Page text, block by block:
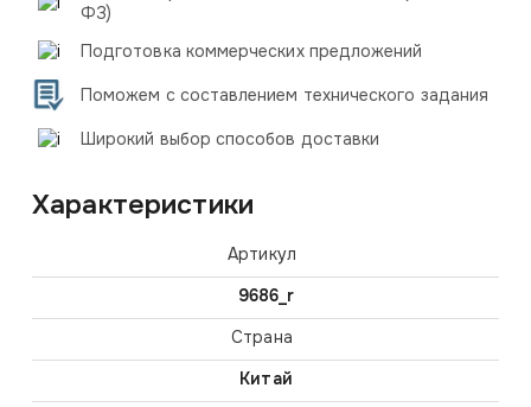
ФЗ)
Подготовка коммерческих предложений
Поможем с составлением технического задания
Широкий выбор способов доставки
Характеристики
Артикул
9686_r
Страна
Китай